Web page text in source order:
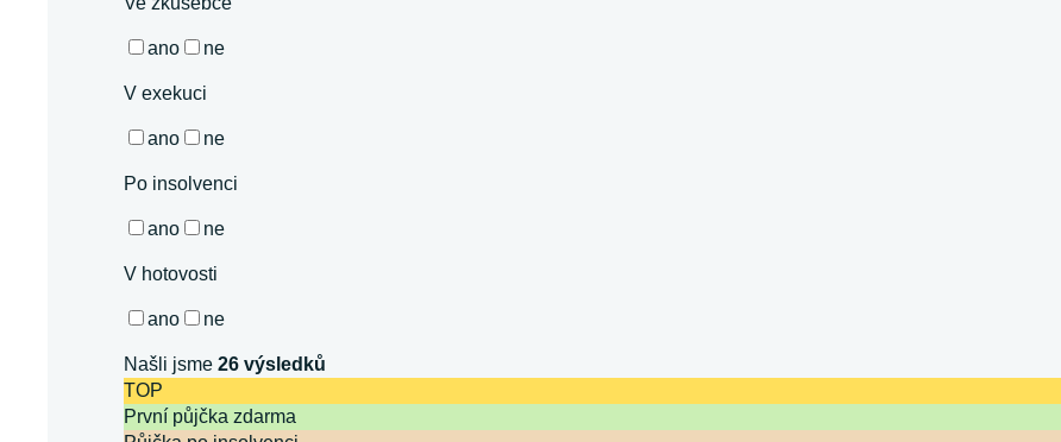
ano ne
V exekuci
ano ne
Po insolvenci
ano ne
V hotovosti
ano ne
Našli jsme 26 výsledků
TOP
První půjčka zdarma